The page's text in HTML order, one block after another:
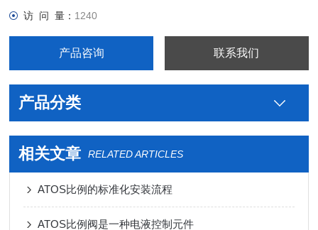
访 问 量： 1240
产品咨询 联系我们
产品分类
相关文章 RELATED ARTICLES
ATOS比例的标准化安装流程
ATOS比例阀是一种电液控制元件